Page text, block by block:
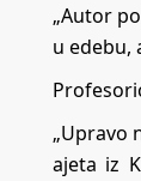
„Autor
u edebu,
„Upravo
ajeta iz